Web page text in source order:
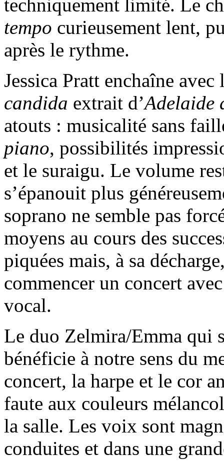
techniquement limité. Le
tempo curieusement lent,
après le rythme.
Jessica Pratt enchaîne
candida extrait d’Adelaide
atouts : musicalité sans
piano, possibilités
et le suraigu. Le volume
s’épanouit plus
soprano ne semble pas
moyens au cours des
piquées mais, à sa
commencer un concert
vocal.
Le duo Zelmira/Emma qui
bénéficie à notre sens du
concert, la harpe et le cor
faute aux couleurs
la salle. Les voix sont
conduites et dans une